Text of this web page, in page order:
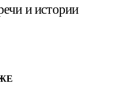
и истории